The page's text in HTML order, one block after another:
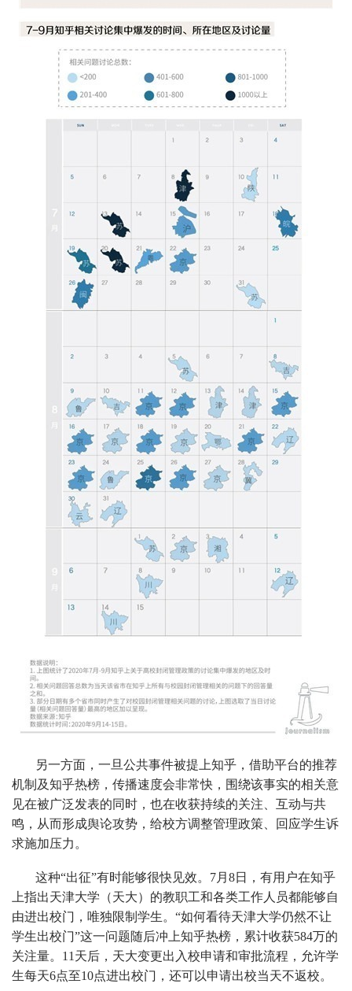
另一方面，一旦公共事件被提上知乎，借助平台的推荐
机制及知乎热榜，传播速度会非常快，围绕该事实的相关意
见在被广泛发表的同时，也在收获持续的关注、互动与共
鸣，从而形成舆论攻势，给校方调整管理政策、回应学生诉
求施加压力。
这种“出征”有时能够很快见效。7月8日，有用户在知乎
上指出天津大学（天大）的教职工和各类工作人员都能够自
由进出校门，唯独限制学生。“如何看待天津大学仍然不让
学生出校门”这一问题随后冲上知乎热榜，累计收获584万的
关注量。11天后，天大变更出入校申请和审批流程，允许学
生每天6点至10点进出校门，还可以申请出校当天不返校。